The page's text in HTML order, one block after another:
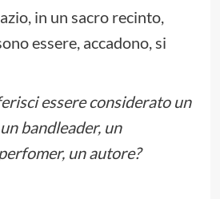
in un sacro recinto,
essere, accadono, si
essere considerato un
bandleader, un
un autore?